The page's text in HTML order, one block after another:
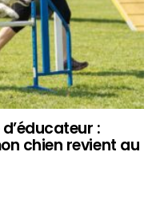
:
chien revient au